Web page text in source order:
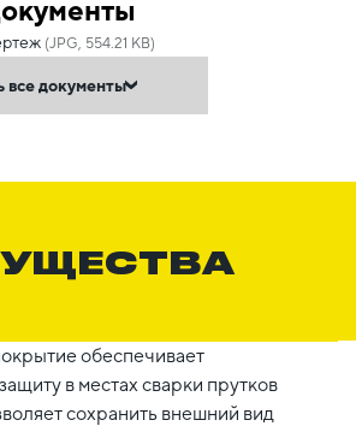
(JPG, 554.21 KB)
все документы
обеспечивает
в местах сварки прутков
сохранить внешний вид